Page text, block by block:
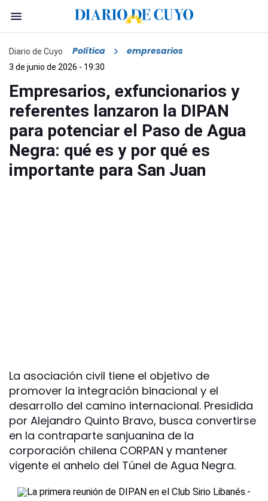
Diario de Cuyo Política empresarios
3 de junio de 2026 - 19:30
Empresarios, exfuncionarios y
referentes lanzaron la DIPAN
para potenciar el Paso de Agua
Negra: qué es y por qué es
importante para San Juan
La asociación civil tiene el objetivo de
promover la integración binacional y el
desarrollo del camino internacional. Presidida
por Alejandro Quinto Bravo, busca convertirse
en la contraparte sanjuanina de la
corporación chilena CORPAN y mantener
vigente el anhelo del Túnel de Agua Negra.